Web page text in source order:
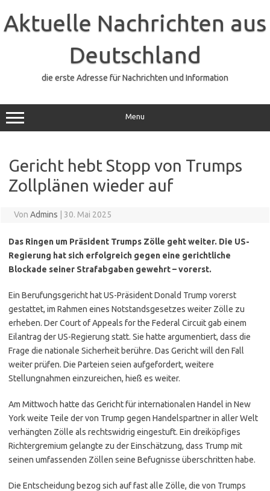
springen
Aktuelle Nachrichten aus
Deutschland
die erste Adresse für Nachrichten und Information
Menu
Gericht hebt Stopp von Trumps
Zollplänen wieder auf
Von Admins 30. Mai 2025
Das Ringen um Präsident Trumps Zölle geht weiter. Die US-
Regierung hat sich erfolgreich gegen eine gerichtliche
Blockade seiner Strafabgaben gewehrt – vorerst.
Ein Berufungsgericht hat US-Präsident Donald Trump vorerst
gestattet, im Rahmen eines Notstandsgesetzes weiter Zölle zu
erheben. Der Court of Appeals for the Federal Circuit gab einem
Eilantrag der US-Regierung statt. Sie hatte argumentiert, dass die
Frage die nationale Sicherheit berühre. Das Gericht will den Fall
weiter prüfen. Die Parteien seien aufgefordert, weitere
Stellungnahmen einzureichen, hieß es weiter.
Am Mittwoch hatte das Gericht für internationalen Handel in New
York weite Teile der von Trump gegen Handelspartner in aller Welt
verhängten Zölle als rechtswidrig eingestuft. Ein dreiköpfiges
Richtergremium gelangte zu der Einschätzung, dass Trump mit
seinen umfassenden Zöllen seine Befugnisse überschritten habe.
Die Entscheidung bezog sich auf fast alle Zölle, die von Trumps